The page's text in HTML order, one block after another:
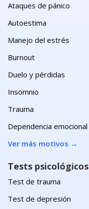
Ataques de pánico
Autoestima
Manejo del estrés
Burnout
Duelo y pérdidas
Insomnio
Trauma
Dependencia emocional
Ver más motivos →
Tests psicológicos
Test de trauma
Test de depresión